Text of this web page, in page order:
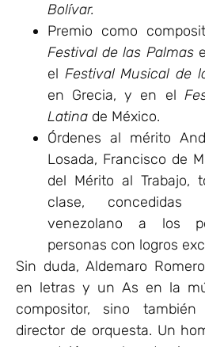
Bolívar.
Premio como
Festival de las Palmas
el Festival Musical de
en Grecia, y en el
Latina de México.
Órdenes al mérito
Losada, Francisco de
del Mérito al Trabajo,
clase,
venezolano a los
personas con logros
Sin duda, Aldemaro
en letras y un As en la
compositor, sino
director de orquesta. Un